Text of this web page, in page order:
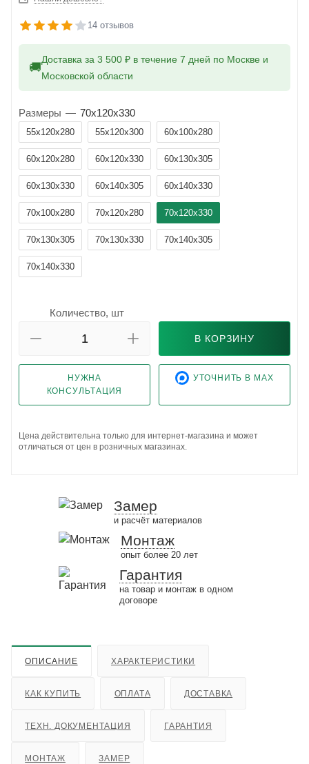
14 отзывов
🚚
Доставка за 3 500 ₽ в течение 7 дней по Москве и
Московской области
Размеры — 70x120x330
55x120x280 55x120x300 60x100x280
60x120x280 60x120x330 60x130x305
60x130x330 60x140x305 60x140x330
70x100x280 70x120x280 70x120x330
70x130x305 70x130x330 70x140x305
70x140x330
Количество, шт
В КОРЗИНУ
НУЖНА
КОНСУЛЬТАЦИЯ
УТОЧНИТЬ В MAX
Цена действительна только для интернет-магазина и может
отличаться от цен в розничных магазинах.
Замер
и расчёт материалов
Монтаж
опыт более 20 лет
Гарантия
на товар и монтаж в одном
договоре
ОПИСАНИЕ ХАРАКТЕРИСТИКИ
КАК КУПИТЬ ОПЛАТА ДОСТАВКА
ТЕХН. ДОКУМЕНТАЦИЯ ГАРАНТИЯ
МОНТАЖ ЗАМЕР